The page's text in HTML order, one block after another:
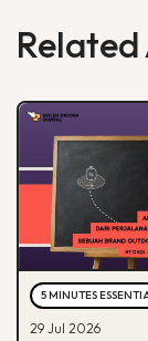
5 MINUTES
29 Jul 2026